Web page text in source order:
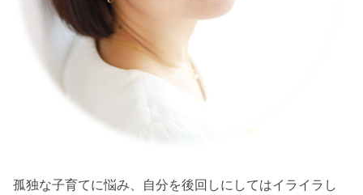
孤独な子育てに悩み、自分を後回しにしてはイライラし